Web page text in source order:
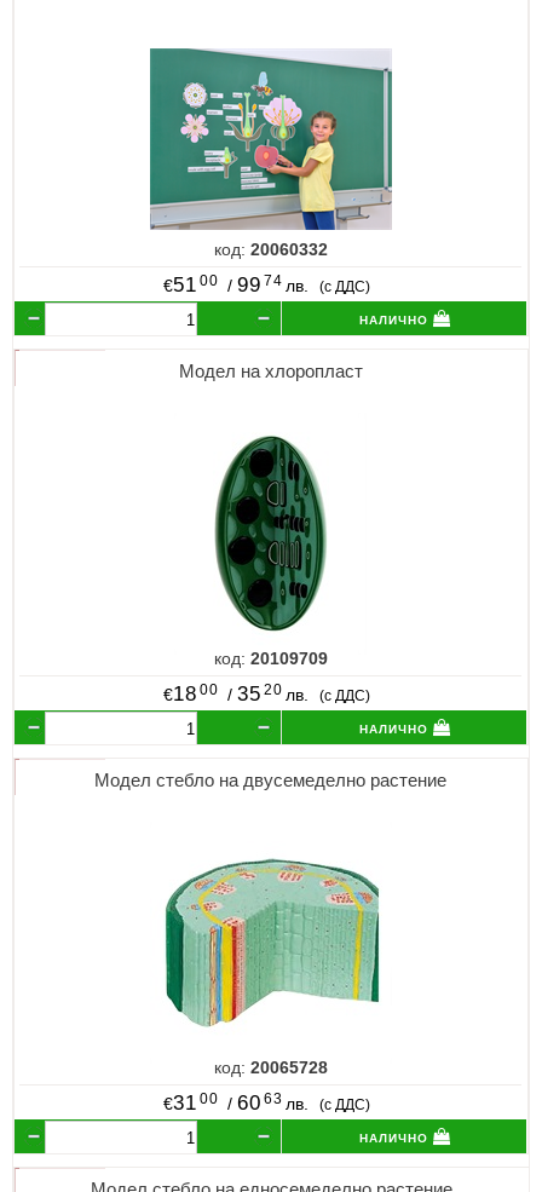
код: 20060332
€51 00 / 99 74 лв. (с ДДС)
налично
Модел на хлоропласт
код: 20109709
€18 00 / 35 20 лв. (с ДДС)
налично
Модел стебло на двусемеделно растение
код: 20065728
€31 00 / 60 63 лв. (с ДДС)
налично